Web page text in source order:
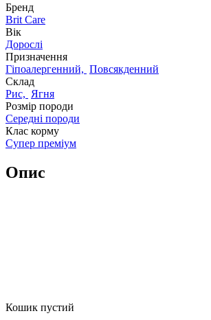
Бренд
Brit Care
Вік
Дорослі
Призначення
Гіпоалергенний, Повсякденний
Склад
Рис, Ягня
Розмір породи
Середні породи
Клас корму
Супер преміум
Опис
Кошик пустий